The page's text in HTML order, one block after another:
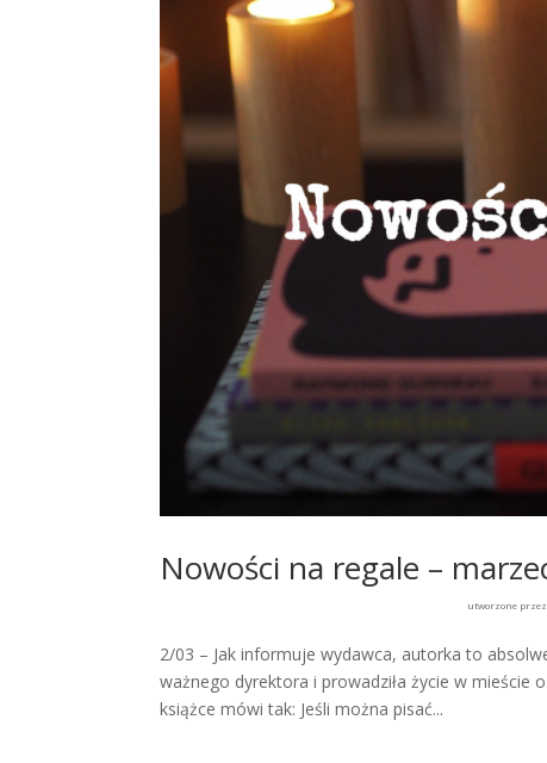
Nowości na regale –
utworzone przez
2/03 – Jak informuje wydawca, autorka to
ważnego dyrektora i prowadziła życie w
książce mówi tak: Jeśli można pisać...